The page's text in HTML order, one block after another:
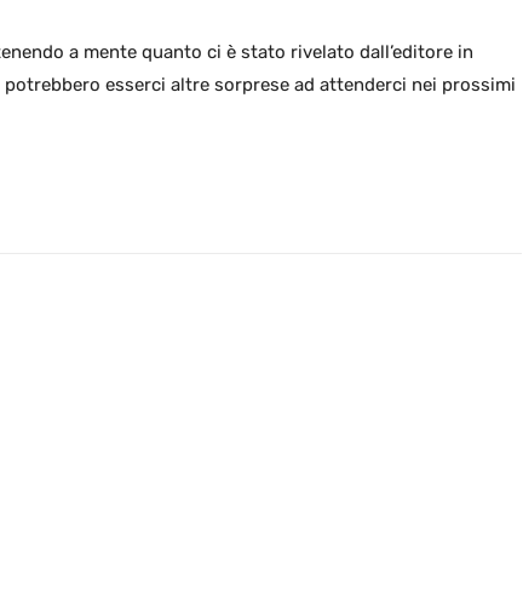
a mente quanto ci è stato rivelato dall’editore in
esserci altre sorprese ad attenderci nei prossimi